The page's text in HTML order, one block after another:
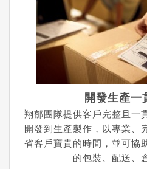
開發生產一
翔郁團隊提供客戶完整且一
開發到生產製作，以專業、
省客戶寶貴的時間，並可協
的包裝、配送、